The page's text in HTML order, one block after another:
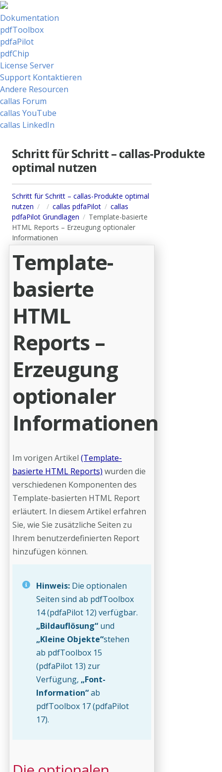
Dokumentation
pdfToolbox
pdfaPilot
pdfChip
License Server
Support Kontaktieren
Andere Resourcen
callas Forum
callas YouTube
callas LinkedIn
Schritt für Schritt – callas-Produkte
optimal nutzen
Schritt für Schritt – callas-Produkte optimal
nutzen
callas pdfaPilot
callas
pdfaPilot Grundlagen
Template-basierte
HTML Reports – Erzeugung optionaler
Informationen
Template-
basierte
HTML
Reports –
Erzeugung
optionaler
Informationen
Im vorigen Artikel (Template-
basierte HTML Reports) wurden die
verschiedenen Komponenten des
Template-basierten HTML Report
erläutert. In diesem Artikel erfahren
Sie, wie Sie zusätzliche Seiten zu
Ihrem benutzerdefinierten Report
hinzufügen können.
Hinweis: Die optionalen
Seiten sind ab pdfToolbox
14 (pdfaPilot 12) verfügbar.
„Bildauflösung“ und
„Kleine Objekte“stehen
ab pdfToolbox 15
(pdfaPilot 13) zur
Verfügung, „Font-
Information“ab
pdfToolbox 17 (pdfaPilot
17).